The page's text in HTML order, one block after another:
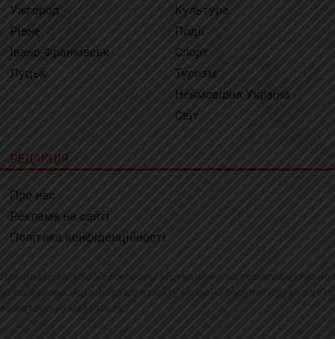
Ужгород
Рівне
Івано-Франківськ
Луцьк
Культура
Події
Спорт
Туризм
Неймовірна Україна
Світ
РЕДАКЦІЯ
Про нас
Реклама на сайті
Політика конфіденційності